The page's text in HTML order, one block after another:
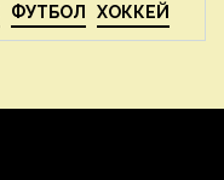
ФУТБОЛ ХОККЕЙ